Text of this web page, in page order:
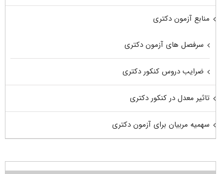
منابع آزمون دکتری
سرفصل های آزمون دکتری
ضرایب دروس کنکور دکتری
تاثیر معدل در کنکور دکتری
سهمیه مربیان برای آزمون دکتری